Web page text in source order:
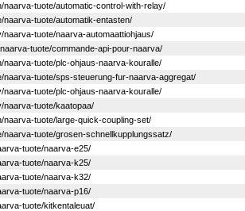
naarva-tuote/automatic-control-with-relay/
naarva-tuote/automatik-entasten/
naarva-tuote/naarva-automaattiohjaus/
tuote/commande-api-pour-naarva/
naarva-tuote/plc-ohjaus-naarva-kouralle/
naarva-tuote/sps-steuerung-fur-naarva-aggregat/
naarva-tuote/plc-ohjaus-naarva-kouralle/
naarva-tuote/kaatopaa/
naarva-tuote/large-quick-coupling-set/
naarva-tuote/grosen-schnellkupplungssatz/
tuote/naarva-e25/
tuote/naarva-k25/
tuote/naarva-k32/
tuote/naarva-p16/
tuote/kitkentaleuat/